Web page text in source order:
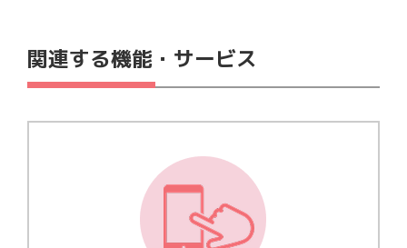
関連する機能・サービス